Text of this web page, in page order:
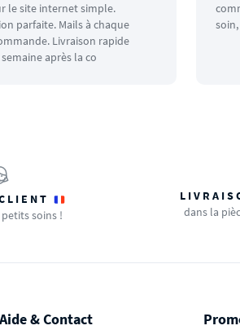
le site internet simple.
parfaite. Mails à chaque
Livraison rapide
après la co
soins !
dans la
Aide & Contact